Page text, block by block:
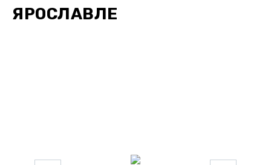
ЯРОСЛАВЛЕ